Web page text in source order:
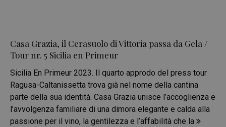
Casa Grazia, il Cerasuolo di Vittoria passa da Gela /
Tour nr. 5 Sicilia en Primeur
Sicilia En Primeur 2023. Il quarto approdo del press tour
Ragusa-Caltanissetta trova già nel nome della cantina
parte della sua identità. Casa Grazia unisce l’accoglienza e
l’avvolgenza familiare di una dimora elegante e calda alla
passione per il vino, la gentilezza e l’affabilità che la